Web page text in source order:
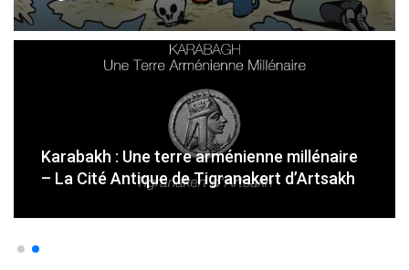
Karabakh : Une terre arménienne millénaire
– La Cité Antique de Tigranakert d’Artsakh